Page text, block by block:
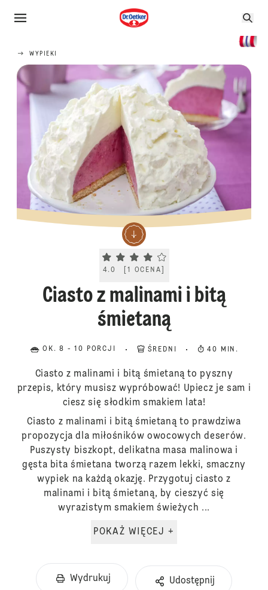
WYPIEKI
Current rating 4.0. Click to rate.
4.0 1 OCENA
Ciasto z malinami i bitą
śmietaną
OK. 8 - 10 PORCJI ŚREDNI 40 MIN.
Ciasto z malinami i bitą śmietaną to pyszny
przepis, który musisz wypróbować! Upiecz je sam i
ciesz się słodkim smakiem lata!
Ciasto z malinami i bitą śmietaną to prawdziwa
propozycja dla miłośników owocowych deserów.
Puszysty biszkopt, delikatna masa malinowa i
gęsta bita śmietana tworzą razem lekki, smaczny
wypiek na każdą okazję. Przygotuj ciasto z
malinami i bitą śmietaną, by cieszyć się
wyrazistym smakiem świeżych ...
POKAŻ WIĘCEJ +
Wydrukuj Udostępnij